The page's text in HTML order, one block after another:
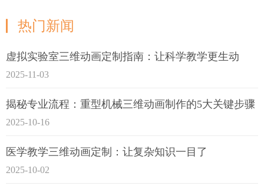
热门新闻
虚拟实验室三维动画定制指南：让科学教学更生动
2025-11-03
揭秘专业流程：重型机械三维动画制作的5大关键步骤
2025-10-16
医学教学三维动画定制：让复杂知识一目了
2025-10-02